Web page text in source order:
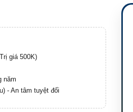
giá 500K)
năm
- An tâm tuyệt đối